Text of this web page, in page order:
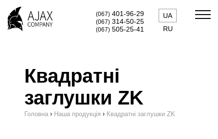
UA
RU
(067) 401-96-29
(067) 314-50-25
(067) 505-25-41
Квадратні
заглушки ZK
Головна › Наша продукція › Квадратні заглушки ZK